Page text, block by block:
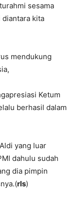
sesama
kita
mendukung
Ketum
berhasil dalam
yang luar
dahulu sudah
dia pimpin
rls)